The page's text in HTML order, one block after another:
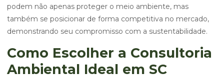
podem não apenas proteger o meio ambiente, mas
também se posicionar de forma competitiva no mercado,
demonstrando seu compromisso com a sustentabilidade.
Como Escolher a Consultoria
Ambiental Ideal em SC